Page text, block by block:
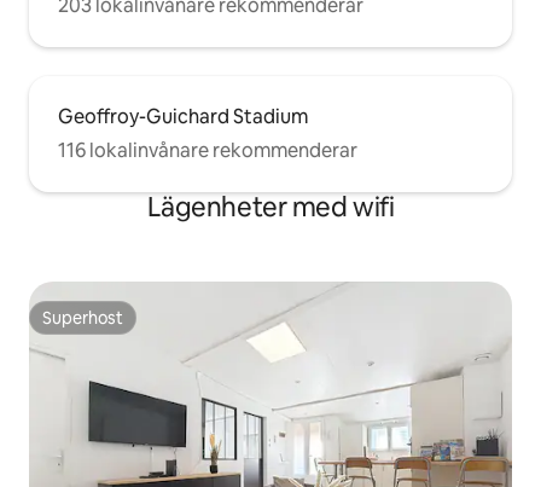
203 lokalinvånare rekommenderar
Geoffroy-Guichard Stadium
116 lokalinvånare rekommenderar
Lägenheter med wifi
Superhost
Superhost